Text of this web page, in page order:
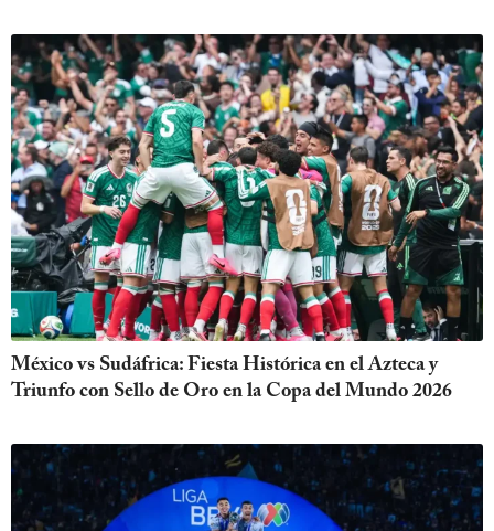
México vs Sudáfrica: Fiesta Histórica en el Azteca y
Triunfo con Sello de Oro en la Copa del Mundo 2026